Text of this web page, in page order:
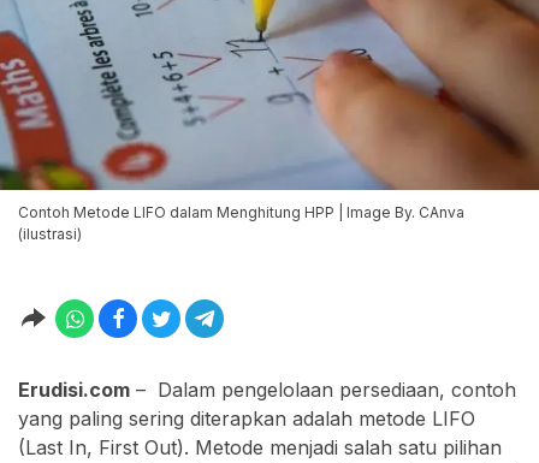
Contoh Metode LIFO dalam Menghitung HPP | Image By. CAnva
(ilustrasi)
Erudisi.com – Dalam pengelolaan persediaan, contoh
yang paling sering diterapkan adalah metode LIFO
(Last In, First Out). Metode menjadi salah satu pilihan